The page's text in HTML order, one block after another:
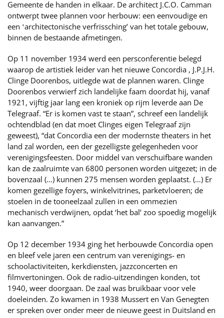
Gemeente de handen in elkaar. De architect J.C.O. Camman
ontwerpt twee plannen voor herbouw: een eenvoudige en
een ‛architectonische verfrissching’ van het totale gebouw,
binnen de bestaande afmetingen.
Op 11 november 1934 werd een persconferentie belegd
waarop de artistiek leider van het nieuwe Concordia , J.P.J.H.
Clinge Doorenbos, uitlegde wat de plannen waren. Clinge
Doorenbos verwierf zich landelijke faam doordat hij, vanaf
1921, vijftig jaar lang een kroniek op rijm leverde aan De
Telegraaf. “Er is komen vast te staan”, schreef een landelijk
ochtendblad (en dat moet Clinges eigen Telegraaf zijn
geweest), “dat Concordia een der modernste theaters in het
land zal worden, een der gezelligste gelegenheden voor
verenigingsfeesten. Door middel van verschuifbare wanden
kan de zaalruimte van 6800 personen worden uitgezet; in de
bovenzaal (…) kunnen 275 mensen worden geplaatst. (…) Er
komen gezellige foyers, winkelvitrines, parketvloeren; de
stoelen in de tooneelzaal zullen in een ommezien
mechanisch verdwijnen, opdat ‘het bal’ zoo spoedig mogelijk
kan aanvangen.”
Op 12 december 1934 ging het herbouwde Concordia open
en bleef vele jaren een centrum van verenigings- en
schoolactiviteiten, kerkdiensten, jazzconcerten en
filmvertoningen. Ook de radio-uitzendingen konden, tot
1940, weer doorgaan. De zaal was bruikbaar voor vele
doeleinden. Zo kwamen in 1938 Mussert en Van Genegten
er spreken over onder meer de nieuwe geest in Duitsland en